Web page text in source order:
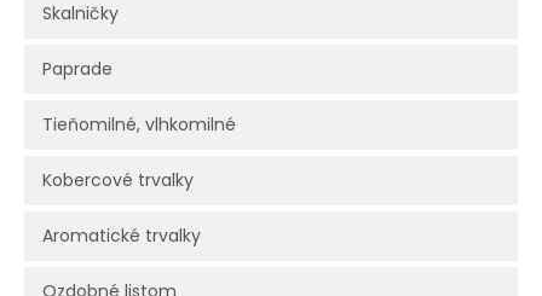
Skalničky
Paprade
Tieňomilné, vlhkomilné
Kobercové trvalky
Aromatické trvalky
Ozdobné listom